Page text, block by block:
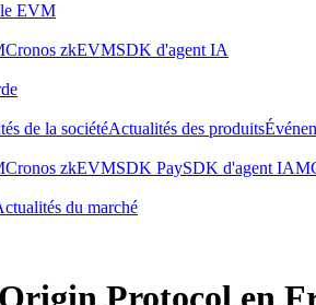
EVM
Cronos zkEVMSDK d'agent IA
de la sociétéActualités des produits
Cronos zkEVMSDK PaySDK d'agent IA
du marché